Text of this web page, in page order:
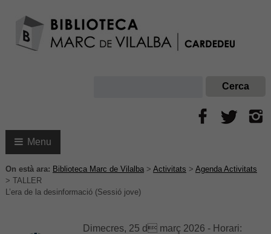
Menu
On està ara: Biblioteca Marc de Vilalba> Activitats > Agenda Activitats
> TALLER
L’era de la desinformació (Sessió jove)
Dimecres, 25 d març 2026 - Horari: